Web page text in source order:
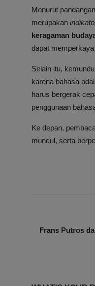
Menurut
merupakan
keragaman
dapat
Selain itu,
karena bahasa
harus bergerak
penggunaan
Ke depan,
muncul, serta
Frans Putros